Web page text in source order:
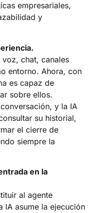
empresariales,
y
voz, chat, canales
entorno. Ahora, con
es capaz de
sobre ellos.
y la IA
su historial,
el cierre de
siempre la
en la
al agente
IA asume la ejecución